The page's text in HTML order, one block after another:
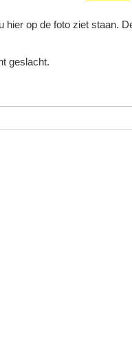
op de foto ziet staan.
geslacht.